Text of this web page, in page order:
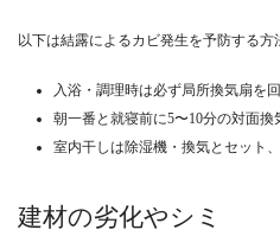
以下は結露によるカビ発生を予防する方
入浴・調理時は必ず局所換気扇を
朝一番と就寝前に5〜10分の対面換
室内干しは除湿機・換気とセット
建材の劣化やシミ